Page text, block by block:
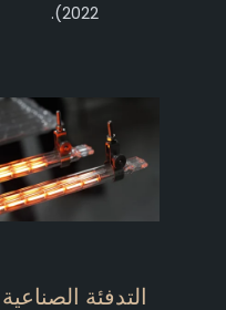
2022).
التدفئة الصناعية